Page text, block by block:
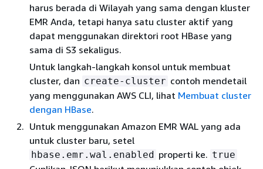
harus berada di Wilayah yang sama dengan kluster
EMR Anda, tetapi hanya satu cluster aktif yang
dapat menggunakan direktori root HBase yang
sama di S3 sekaligus.
Untuk langkah-langkah konsol untuk membuat
cluster, dan create-cluster contoh mendetail
yang menggunakan AWS CLI, lihat Membuat cluster
dengan HBase.
Untuk menggunakan Amazon EMR WAL yang ada
untuk cluster baru, setel
hbase.emr.wal.enabled properti ke. true